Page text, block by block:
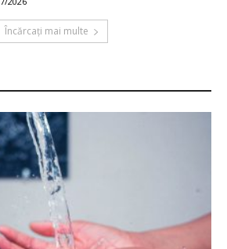
Încărcați mai multe